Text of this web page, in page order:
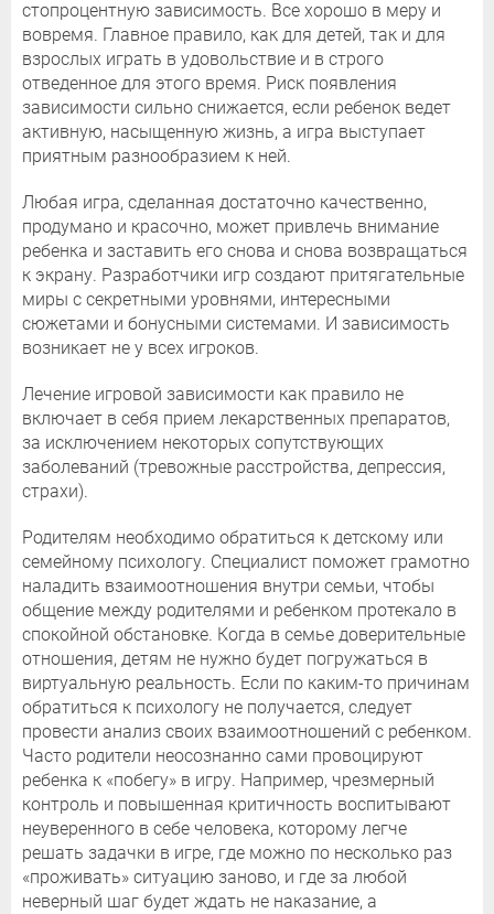
стопроцентную зависимость. Все хорошо в меру и
вовремя. Главное правило, как для детей, так и для
взрослых играть в удовольствие и в строго
отведенное для этого время. Риск появления
зависимости сильно снижается, если ребенок ведет
активную, насыщенную жизнь, а игра выступает
приятным разнообразием к ней.
Любая игра, сделанная достаточно качественно,
продумано и красочно, может привлечь внимание
ребенка и заставить его снова и снова возвращаться
к экрану. Разработчики игр создают притягательные
миры с секретными уровнями, интересными
сюжетами и бонусными системами. И зависимость
возникает не у всех игроков.
Лечение игровой зависимости как правило не
включает в себя прием лекарственных препаратов,
за исключением некоторых сопутствующих
заболеваний (тревожные расстройства, депрессия,
страхи).
Родителям необходимо обратиться к детскому или
семейному психологу. Специалист поможет грамотно
наладить взаимоотношения внутри семьи, чтобы
общение между родителями и ребенком протекало в
спокойной обстановке. Когда в семье доверительные
отношения, детям не нужно будет погружаться в
виртуальную реальность. Если по каким-то причинам
обратиться к психологу не получается, следует
провести анализ своих взаимоотношений с ребенком.
Часто родители неосознанно сами провоцируют
ребенка к «побегу» в игру. Например, чрезмерный
контроль и повышенная критичность воспитывают
неуверенного в себе человека, которому легче
решать задачки в игре, где можно по несколько раз
«проживать» ситуацию заново, и где за любой
неверный шаг будет ждать не наказание, а